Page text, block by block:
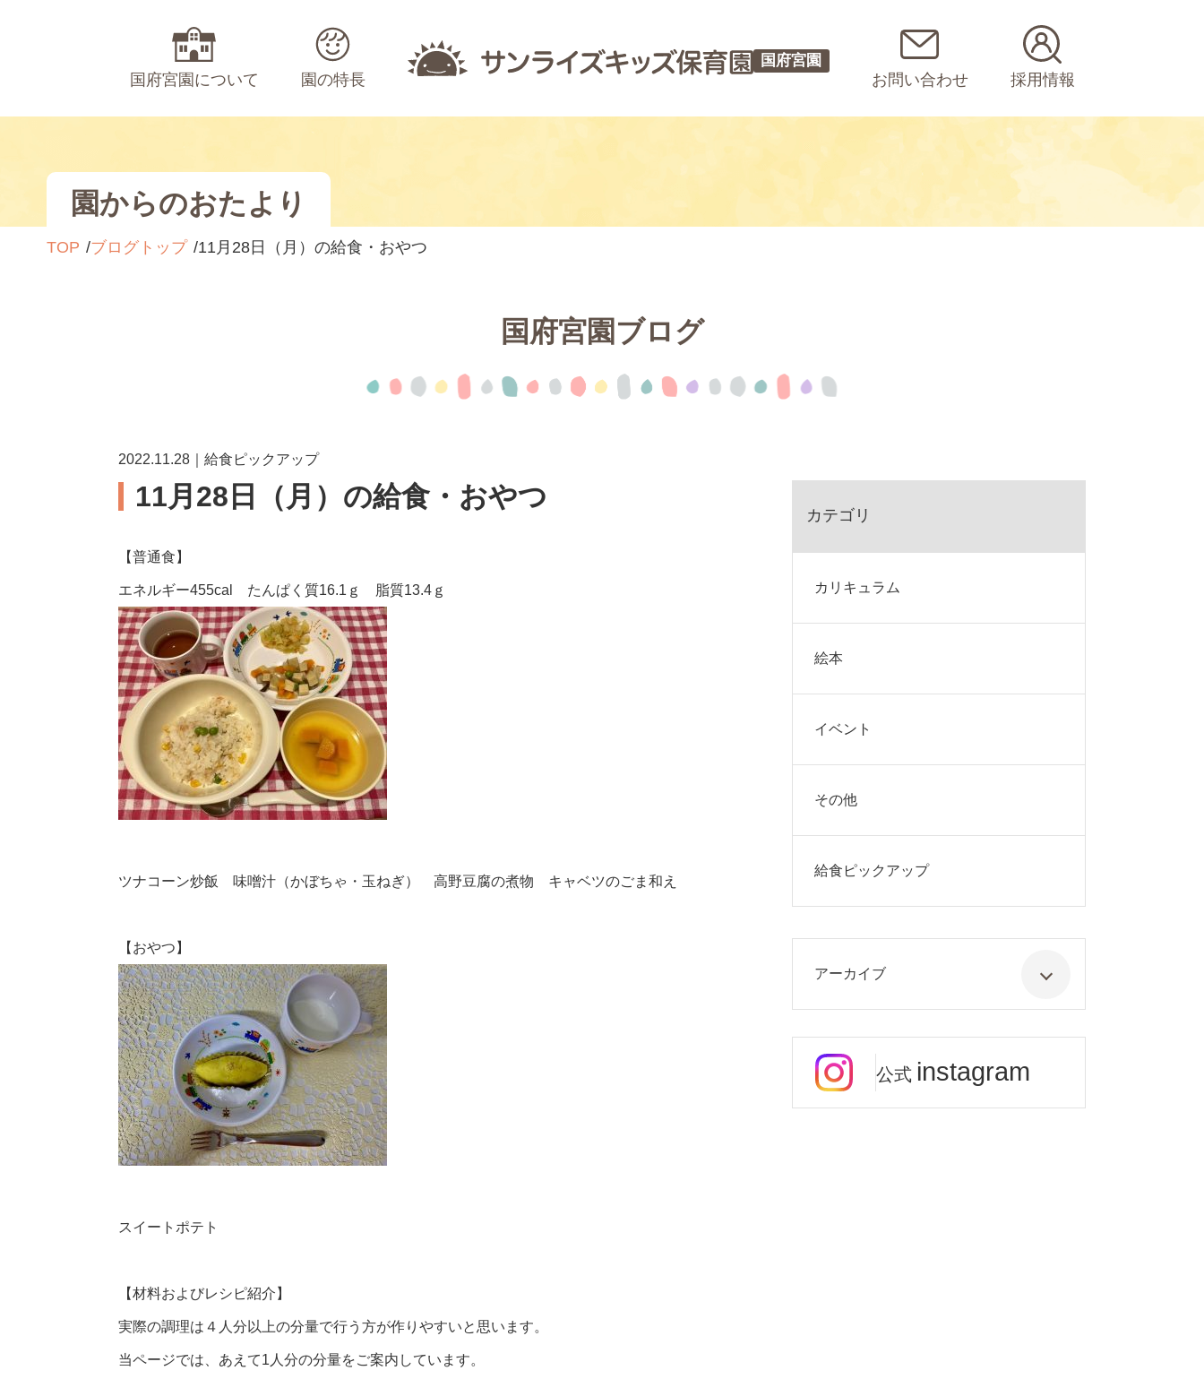
国府宮園について 園の特長
国府宮園
お問い合わせ 採用情報
園からのおたより
TOP ブログトップ 11月28日（月）の給食・おやつ
国府宮園ブログ
2022.11.28｜給食ピックアップ
11月28日（月）の給食・おやつ
【普通食】
エネルギー455cal たんぱく質16.1ｇ 脂質13.4ｇ
ツナコーン炒飯 味噌汁（かぼちゃ・玉ねぎ） 高野豆腐の煮物 キャベツのごま和え
【おやつ】
スイートポテト
【材料およびレシピ紹介】
実際の調理は４人分以上の分量で行う方が作りやすいと思います。
当ページでは、あえて1人分の分量をご案内しています。
カテゴリ
カリキュラム
絵本
イベント
その他
給食ピックアップ
アーカイブ
公式 instagram